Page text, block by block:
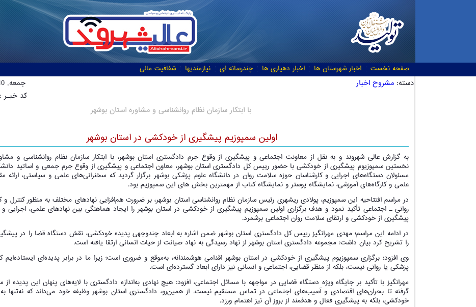
صفحه نخست اخبار شهرستان ها اخبار دهیاری ها چندرسانه ای نیازمندیها شفافیت مالی
دسته: مشروح اخبار
جمعه, 10 آبان 1404 18:16
کد خبـر : 89
با ابتکار سازمان نظام روانشناسی و مشاوره استان بوشهر
اولین سمپوزیم پیشگیری از خودکشی در استان بوشهر
به گزارش عالی شهروند و به نقل از معاونت اجتماعی و پیشگیری از وقوع جرم دادگستری استان بوشهر، با ابتکار سازمان نظام روانشناسی و
نخستین سمپوزیوم پیشگیری از خودکشی با حضور رییس کل دادگستری استان بوشهر، معاون اجتماعی و پیشگیری از وقوع جرم جمعی و اساتید
مسئولان دستگاه‌های اجرایی و کارشناسان حوزه سلامت روان در دانشگاه علوم پزشکی بوشهر برگزار گردید که سخنرانی‌های علمی و سیاستی، ارائه
علمی و کارگاه‌های آموزشی، نمایشگاه پوستر و نمایشگاه کتاب از مهمترین بخش های این سمپوزیم بود.
در مراسم افتتاحیه این سمپوزیم، پولادی ریشهری رئیس سازمان نظام روانشناسی استان بوشهر، بر ضرورت هم‌افزایی نهادهای مختلف به منظور
روانی ـ اجتماعی تأکید نمود و هدف برگزاری اولین سمپوزیم پیشگیری از خودکشی در استان بوشهر را ایجاد هماهنگی بین نهادهای علمی، اجرایی
پیشگیری از خودکشی و ارتقای سلامت روان اجتماعی برشمرد.
در ادامه این مراسم؛ مهدی مهرانگیز رییس کل دادگستری استان بوشهر ضمن اشاره به ابعاد چندوجهی پدیده خودکشی، نقش دستگاه قضا را در
را تشریح کرد بیان داشت: مجموعه دادگستری استان بوشهر از نهاد رسیدگی به نهاد صیانت از حیات انسانی ارتقا یافته است.
وی افزود: برگزاری سمپوزیوم پیشگیری از خودکشی در استان بوشهر اقدامی هوشمندانه، به‌موقع و ضروری است؛ زیرا ما در برابر پدیده‌ای ایستاده‌ایم
پزشکی یا روانی نیست، بلکه از منظر قضایی، اجتماعی و انسانی نیز دارای ابعاد گسترده‌ای است.
مهرانگیز با تأکید بر جایگاه ویژه دستگاه قضایی در مواجهه با مسائل اجتماعی، افزود: هیچ نهادی به‌اندازه دادگستری با لایه‌های پنهان این پدیده از
گرفته تا بحران‌های اقتصادی و آسیب‌های اجتماعی در تماس مستقیم نیست. از همین‌رو، دادگستری استان بوشهر وظیفه خود می‌داند که نه‌تنها
خودکشی، بلکه به پیشگیری فعال و هدفمند از بروز آن نیز اهتمام ورزد.